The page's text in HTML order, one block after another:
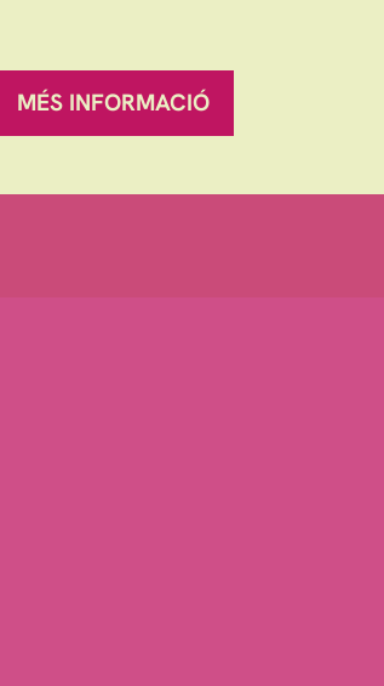
MÉS INFORMACIÓ